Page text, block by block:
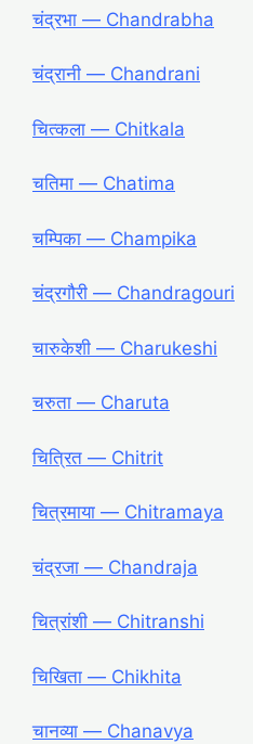
चंद्रभा ― Chandrabha
चंद्रानी ― Chandrani
चित्कला ― Chitkala
चतिमा ― Chatima
चम्पिका ― Champika
चंद्रगौरी ― Chandragouri
चारुकेशी ― Charukeshi
चरुता ― Charuta
चित्रित ― Chitrit
चित्रमाया ― Chitramaya
चंद्रजा ― Chandraja
चित्रांशी ― Chitranshi
चिखिता ― Chikhita
चानव्या ― Chanavya